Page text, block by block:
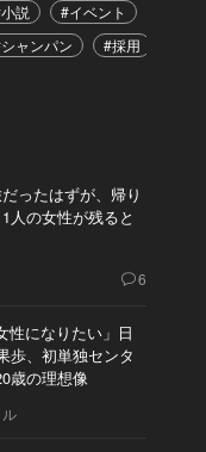
説 #イベント
ャンパン #採用
ったはずが、帰り
人の女性が残ると
6
性になりたい」日
歩、初単独センタ
歳の理想像